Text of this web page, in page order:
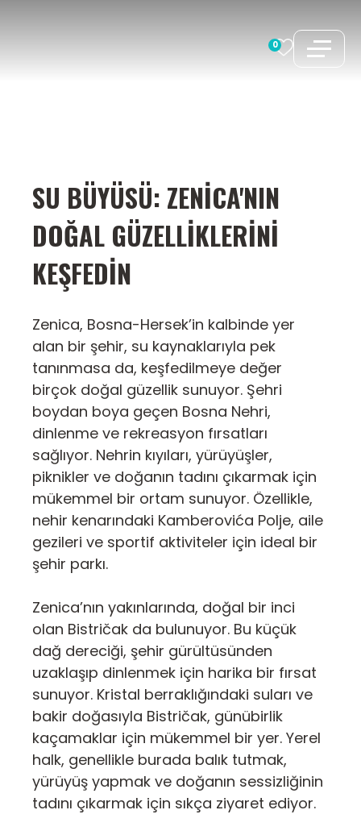
0
SU BÜYÜSÜ: ZENICA'NIN
DOĞAL GÜZELLIKLERINI
KEŞFEDIN
Zenica, Bosna-Hersek’in kalbinde yer
alan bir şehir, su kaynaklarıyla pek
tanınmasa da, keşfedilmeye değer
birçok doğal güzellik sunuyor. Şehri
boydan boya geçen Bosna Nehri,
dinlenme ve rekreasyon fırsatları
sağlıyor. Nehrin kıyıları, yürüyüşler,
piknikler ve doğanın tadını çıkarmak için
mükemmel bir ortam sunuyor. Özellikle,
nehir kenarındaki Kamberovića Polje, aile
gezileri ve sportif aktiviteler için ideal bir
şehir parkı.
Zenica’nın yakınlarında, doğal bir inci
olan Bistričak da bulunuyor. Bu küçük
dağ dereciği, şehir gürültüsünden
uzaklaşıp dinlenmek için harika bir fırsat
sunuyor. Kristal berraklığındaki suları ve
bakir doğasıyla Bistričak, günübirlik
kaçamaklar için mükemmel bir yer. Yerel
halk, genellikle burada balık tutmak,
yürüyüş yapmak ve doğanın sessizliğinin
tadını çıkarmak için sıkça ziyaret ediyor.